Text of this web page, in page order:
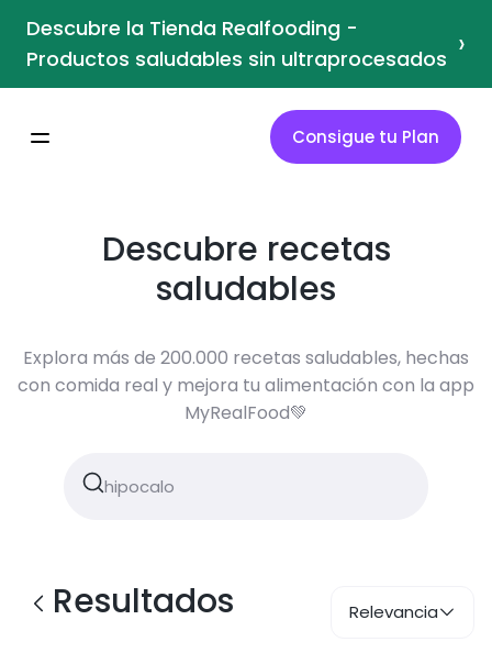
Descubre la Tienda Realfooding -
Productos saludables sin ultraprocesados ›
Consigue tu Plan
Descubre recetas
saludables
Explora más de 200.000 recetas saludables, hechas
con comida real y mejora tu alimentación con la app
MyRealFood💚
Resultados Relevancia